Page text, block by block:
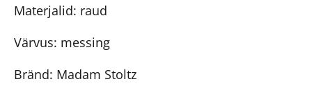
Materjalid: raud
Värvus: messing
Bränd: Madam Stoltz